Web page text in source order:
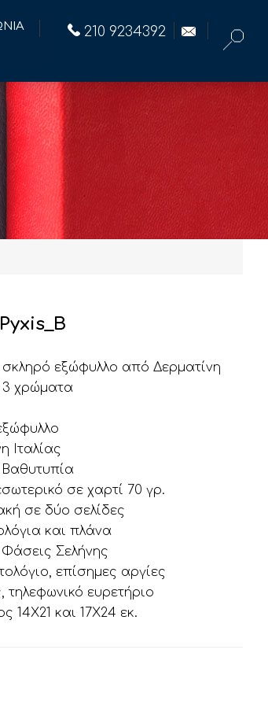
210 9234392
εξώφυλλο από Δερματίνη
3 χρώματα
Ιταλίας
Βαθυτυπία
σε χαρτί 70 γρ.
σε δύο σελίδες
και πλάνα
Σελήνης
επίσημες αργίες
ευρετήριο
14Χ21 και 17Χ24 εκ.